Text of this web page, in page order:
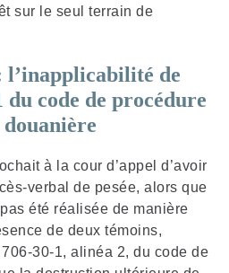
sur le seul terrain de
de
du code de procédure
douanière
à la cour d’appel d’avoir
verbal de pesée, alors que
été réalisée de manière
de deux témoins,
30-1, alinéa 2, du code de